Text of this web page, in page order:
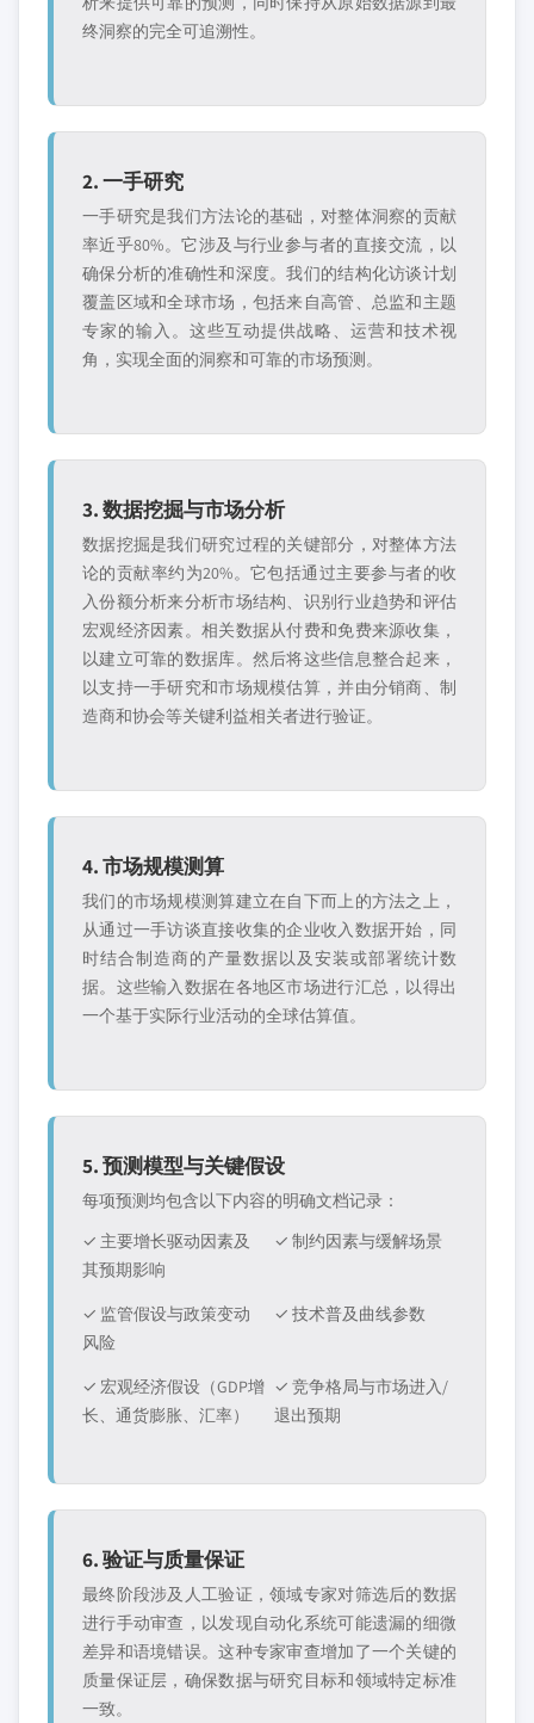
终洞察的完全可追溯性。
2. 一手研究
一手研究是我们方法论的基础，对整体洞察的贡献
率近乎80%。它涉及与行业参与者的直接交流，以
确保分析的准确性和深度。我们的结构化访谈计划
覆盖区域和全球市场，包括来自高管、总监和主题
专家的输入。这些互动提供战略、运营和技术视
角，实现全面的洞察和可靠的市场预测。
3. 数据挖掘与市场分析
数据挖掘是我们研究过程的关键部分，对整体方法
论的贡献率约为20%。它包括通过主要参与者的收
入份额分析来分析市场结构、识别行业趋势和评估
宏观经济因素。相关数据从付费和免费来源收集，
以建立可靠的数据库。然后将这些信息整合起来，
以支持一手研究和市场规模估算，并由分销商、制
造商和协会等关键利益相关者进行验证。
4. 市场规模测算
我们的市场规模测算建立在自下而上的方法之上，
从通过一手访谈直接收集的企业收入数据开始，同
时结合制造商的产量数据以及安装或部署统计数
据。这些输入数据在各地区市场进行汇总，以得出
一个基于实际行业活动的全球估算值。
5. 预测模型与关键假设
每项预测均包含以下内容的明确文档记录：
✓ 主要增长驱动因素及
其预期影响
✓ 制约因素与缓解场景
✓ 监管假设与政策变动
风险
✓ 技术普及曲线参数
✓ 宏观经济假设（GDP增
长、通货膨胀、汇率）
✓ 竞争格局与市场进入/
退出预期
6. 验证与质量保证
最终阶段涉及人工验证，领域专家对筛选后的数据
进行手动审查，以发现自动化系统可能遗漏的细微
差异和语境错误。这种专家审查增加了一个关键的
质量保证层，确保数据与研究目标和领域特定标准
一致。